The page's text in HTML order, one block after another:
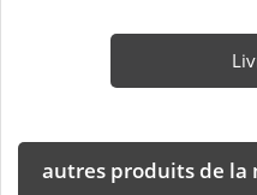
autres produits de la